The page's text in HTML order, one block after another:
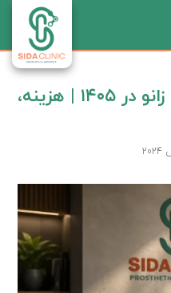
قیمت پای مصنوعی زیر زانو در ۱۴۰۵ | هزینه،